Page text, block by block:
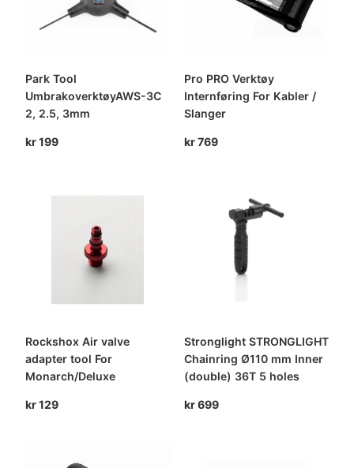
Park Tool
UmbrakoverktøyAWS-3C
2, 2.5, 3mm
kr199
Pro PRO Verktøy
Internføring For Kabler /
Slanger
kr769
Rockshox Air valve
adapter tool For
Monarch/Deluxe
kr129
Stronglight STRONGLIGHT
Chainring Ø110 mm Inner
(double) 36T 5 holes
kr699